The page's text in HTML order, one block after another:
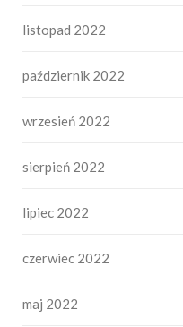
listopad 2022
październik 2022
wrzesień 2022
sierpień 2022
lipiec 2022
czerwiec 2022
maj 2022